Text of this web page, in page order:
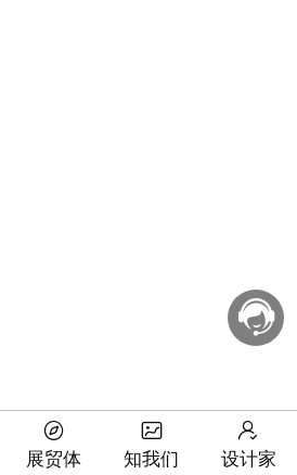
展贸体 知我们 设计家